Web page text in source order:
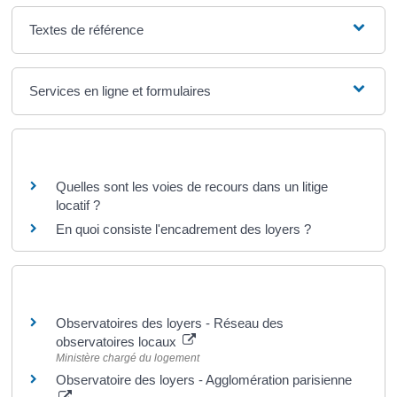
Textes de référence
Services en ligne et formulaires
Quelles sont les voies de recours dans un litige
locatif ?
En quoi consiste l'encadrement des loyers ?
Observatoires des loyers - Réseau des
observatoires locaux
Ministère chargé du logement
Observatoire des loyers - Agglomération parisienne